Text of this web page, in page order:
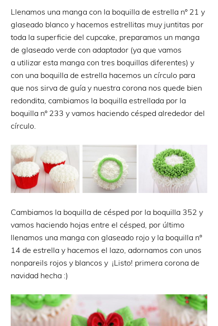
Llenamos una manga con la boquilla de estrella nº 21 y
glaseado blanco y hacemos estrellitas muy juntitas por
toda la superficie del cupcake, preparamos un manga
de glaseado verde con adaptador (ya que vamos
a utilizar esta manga con tres boquillas diferentes) y
con una boquilla de estrella hacemos un círculo para
que nos sirva de guía y nuestra corona nos quede bien
redondita, cambiamos la boquilla estrellada por la
boquilla nº 233 y vamos haciendo césped alrededor del
círculo.
Cambiamos la boquilla de césped por la boquilla 352 y
vamos haciendo hojas entre el césped, por último
llenamos una manga con glaseado rojo y la boquilla nº
14 de estrella y hacemos el lazo, adornamos con unos
nonpareils rojos y blancos y ¡Listo! primera corona de
navidad hecha :)